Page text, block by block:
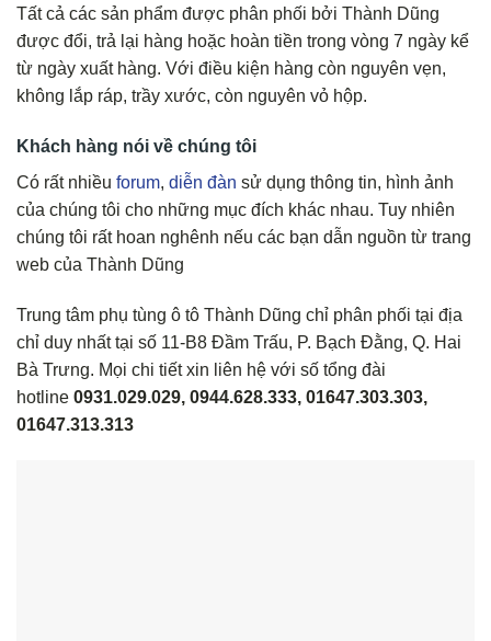
Tất cả các sản phẩm được phân phối bởi Thành Dũng
được đổi, trả lại hàng hoặc hoàn tiền trong vòng 7 ngày kể
từ ngày xuất hàng. Với điều kiện hàng còn nguyên vẹn,
không lắp ráp, trầy xước, còn nguyên vỏ hộp.
Khách hàng nói về chúng tôi
Có rất nhiều forum, diễn đàn sử dụng thông tin, hình ảnh
của chúng tôi cho những mục đích khác nhau. Tuy nhiên
chúng tôi rất hoan nghênh nếu các bạn dẫn nguồn từ trang
web của Thành Dũng
Trung tâm phụ tùng ô tô Thành Dũng chỉ phân phối tại địa
chỉ duy nhất tại số 11-B8 Đầm Trấu, P. Bạch Đằng, Q. Hai
Bà Trưng. Mọi chi tiết xin liên hệ với số tổng đài
hotline 0931.029.029, 0944.628.333, 01647.303.303,
01647.313.313